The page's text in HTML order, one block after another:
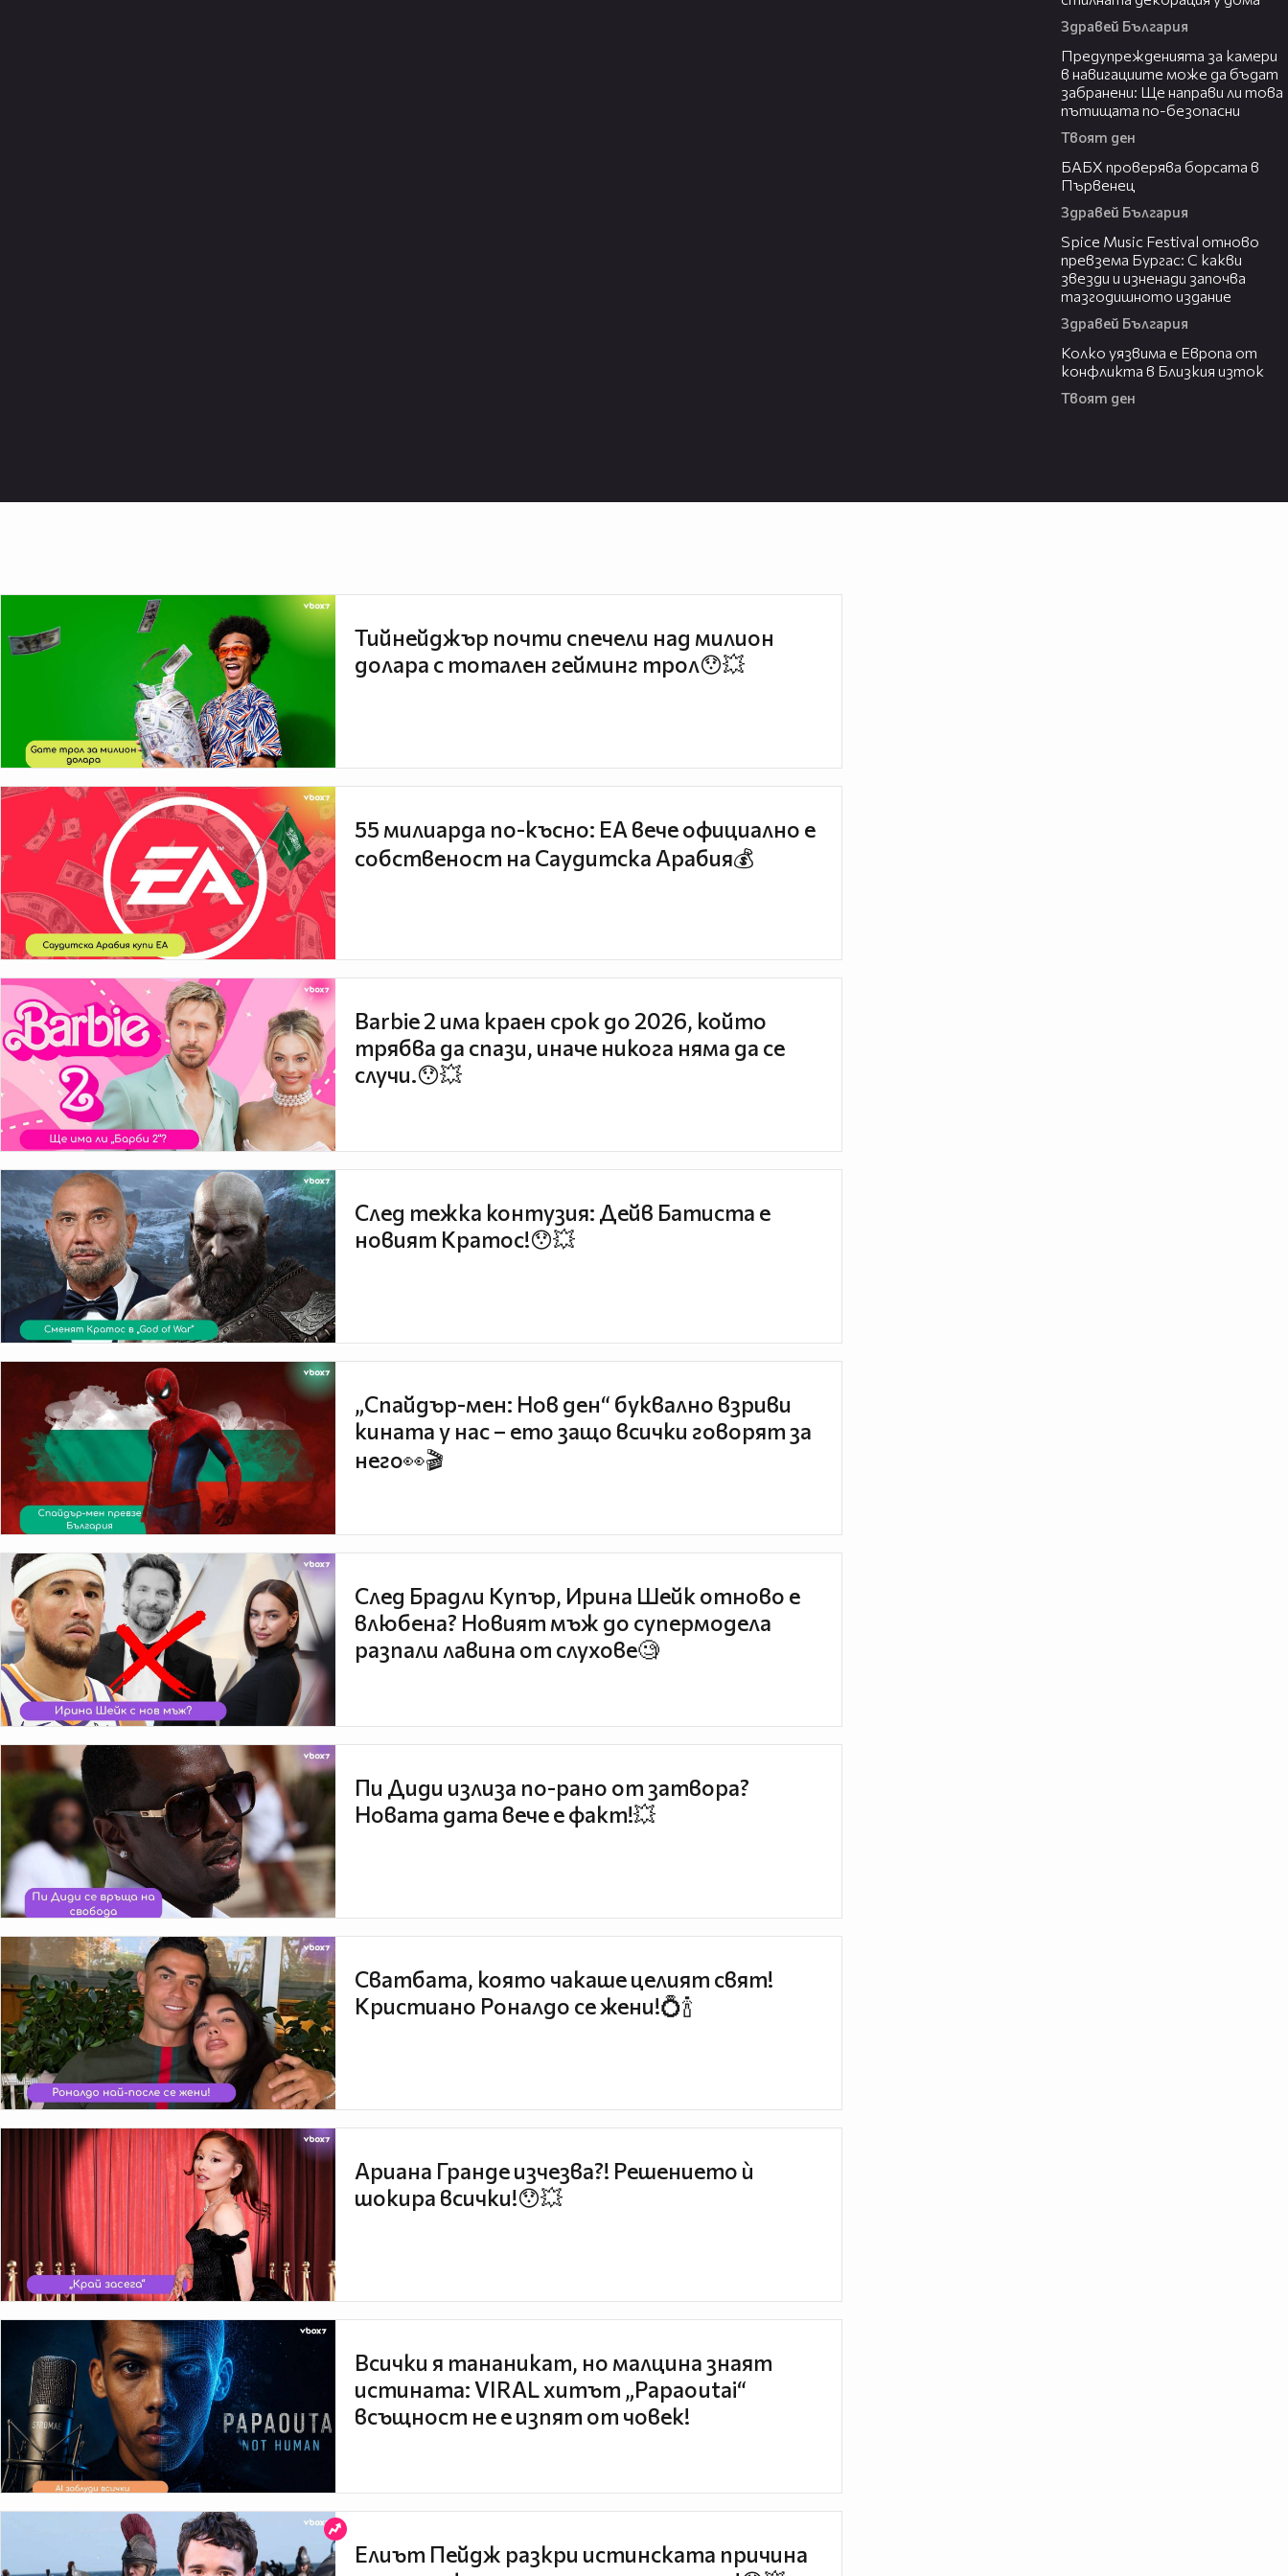
Здравей България
Предупрежденията за камери
в навигациите може да бъдат
забранени: Ще направи ли това
пътищата по-безопасни
Твоят ден
БАБХ проверява борсата в
Първенец
Здравей България
Spice Music Festival отново
превзема Бургас: С какви
звезди и изненади започва
тазгодишното издание
Здравей България
Колко уязвима е Европа от
конфликта в Близкия изток
Твоят ден
Тийнейджър почти спечели над милион
долара с тотален гейминг трол😯💥
55 милиарда по-късно: EA вече официално е
собственост на Саудитска Арабия💰
Barbie 2 има краен срок до 2026, който
трябва да спази, иначе никога няма да се
случи.😯💥
След тежка контузия: Дейв Батиста е
новият Кратос!😯💥
„Спайдър-мен: Нов ден“ буквално взриви
кината у нас – ето защо всички говорят за
него👀🎬
След Брадли Купър, Ирина Шейк отново е
влюбена? Новият мъж до супермодела
разпали лавина от слухове🧐
Пи Диди излиза по-рано от затвора?
Новата дата вече е факт!💥
Сватбата, която чакаше целият свят!
Кристиано Роналдо се жени!💍🍾
Ариана Гранде изчезва?! Решението ѝ
шокира всички!😯💥
Всички я тананикат, но малцина знаят
истината: VIRAL хитът „Papaoutai“
всъщност не е изпят от човек!
Елиът Пейдж разкри истинската причина